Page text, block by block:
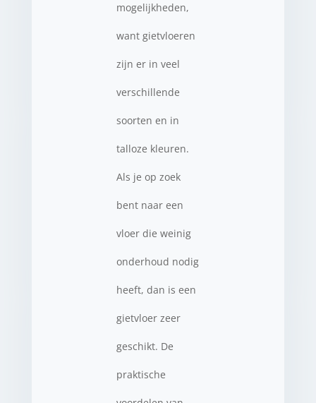
mogelijkheden,
want gietvloeren
zijn er in veel
verschillende
soorten en in
talloze kleuren.
Als je op zoek
bent naar een
vloer die weinig
onderhoud nodig
heeft, dan is een
gietvloer zeer
geschikt. De
praktische